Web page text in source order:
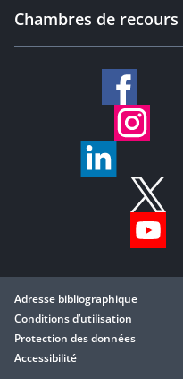
Chambres de recours
Adresse bibliographique
Conditions d’utilisation
Protection des données
Accessibilité